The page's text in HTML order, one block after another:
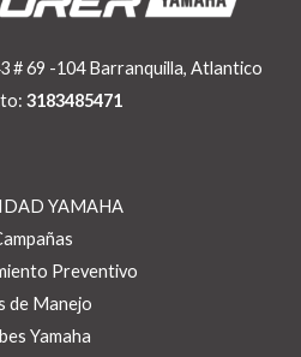
# 69 -104 Barranquilla, Atlantico
3183485471
YAMAHA
Preventivo
de Manejo
Yamaha